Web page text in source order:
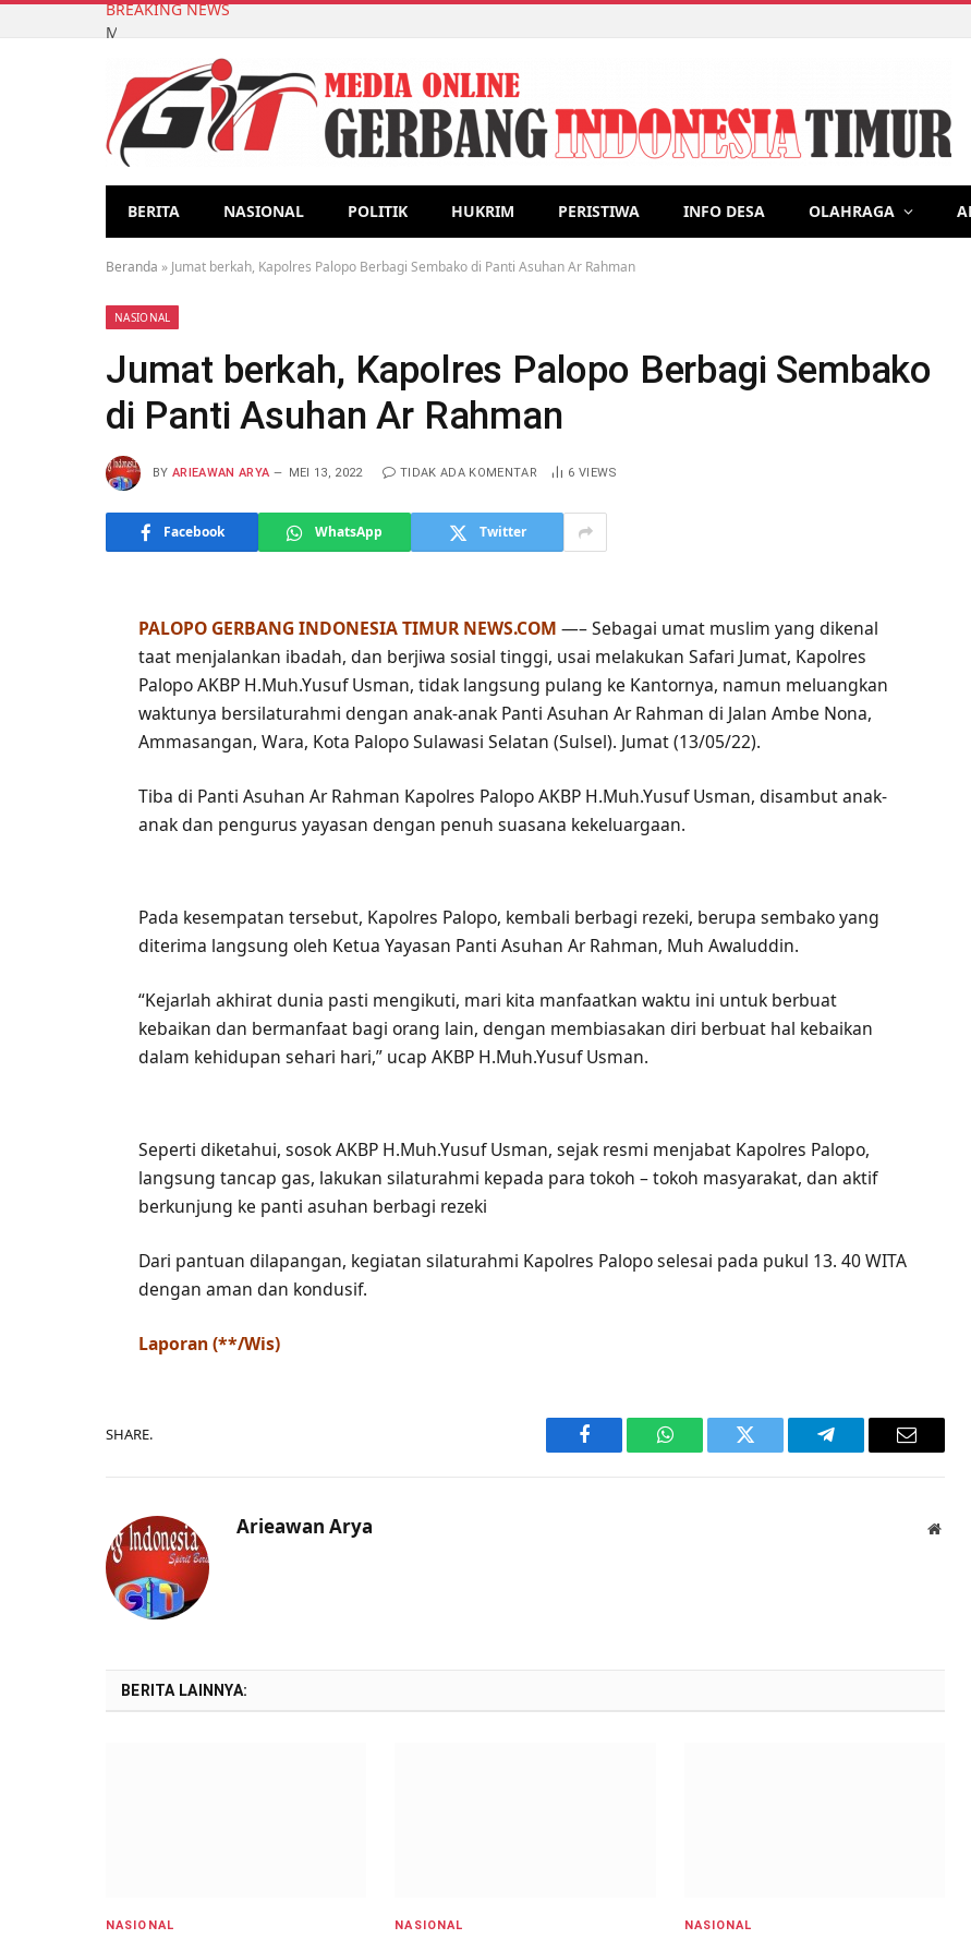
BREAKING NEWS
Mahasiswa KKN-T Unhas Gelombang 116 Gelar Sosialisasi Program Kerja di Desa Lonrong, Usung tema Lama
BERITA NASIONAL POLITIK HUKRIM PERISTIWA INFO DESA OLAHRAGA
Beranda » Jumat berkah, Kapolres Palopo Berbagi Sembako di Panti Asuhan Ar Rahman
NASIONAL
Jumat berkah, Kapolres Palopo Berbagi Sembako
di Panti Asuhan Ar Rahman
BY ARIEAWAN ARYA MEI 13, 2022 TIDAK ADA KOMENTAR 6 VIEWS
Facebook WhatsApp Twitter
PALOPO GERBANG INDONESIA TIMUR NEWS.COM —– Sebagai umat muslim yang dikenal
taat menjalankan ibadah, dan berjiwa sosial tinggi, usai melakukan Safari Jumat, Kapolres
Palopo AKBP H.Muh.Yusuf Usman, tidak langsung pulang ke Kantornya, namun meluangkan
waktunya bersilaturahmi dengan anak-anak Panti Asuhan Ar Rahman di Jalan Ambe Nona,
Ammasangan, Wara, Kota Palopo Sulawasi Selatan (Sulsel). Jumat (13/05/22).
Tiba di Panti Asuhan Ar Rahman Kapolres Palopo AKBP H.Muh.Yusuf Usman, disambut anak-
anak dan pengurus yayasan dengan penuh suasana kekeluargaan.
Pada kesempatan tersebut, Kapolres Palopo, kembali berbagi rezeki, berupa sembako yang
diterima langsung oleh Ketua Yayasan Panti Asuhan Ar Rahman, Muh Awaluddin.
“Kejarlah akhirat dunia pasti mengikuti, mari kita manfaatkan waktu ini untuk berbuat
kebaikan dan bermanfaat bagi orang lain, dengan membiasakan diri berbuat hal kebaikan
dalam kehidupan sehari hari,” ucap AKBP H.Muh.Yusuf Usman.
Seperti diketahui, sosok AKBP H.Muh.Yusuf Usman, sejak resmi menjabat Kapolres Palopo,
langsung tancap gas, lakukan silaturahmi kepada para tokoh – tokoh masyarakat, dan aktif
berkunjung ke panti asuhan berbagi rezeki
Dari pantuan dilapangan, kegiatan silaturahmi Kapolres Palopo selesai pada pukul 13. 40 WITA
dengan aman dan kondusif.
Laporan (**/Wis)
SHARE.
Facebook WhatsAppTwitter Telegram Email
Arieawan Arya
BERITA LAINNYA:
NASIONAL NASIONAL NASIONAL